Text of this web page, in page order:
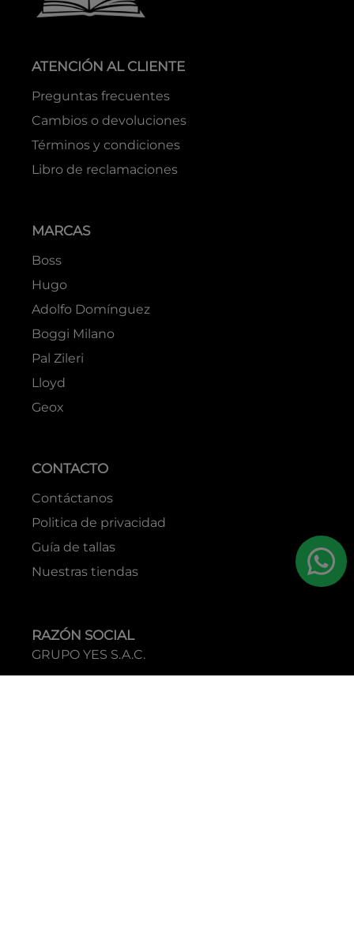
ATENCIÓN AL CLIENTE
Preguntas frecuentes
Cambios o devoluciones
Términos y condiciones
Libro de reclamaciones
MARCAS
Boss
Hugo
Adolfo Domínguez
Boggi Milano
Pal Zileri
Lloyd
Geox
CONTACTO
Contáctanos
Politica de privacidad
Guía de tallas
Nuestras tiendas
RAZÓN SOCIAL
GRUPO YES S.A.C.